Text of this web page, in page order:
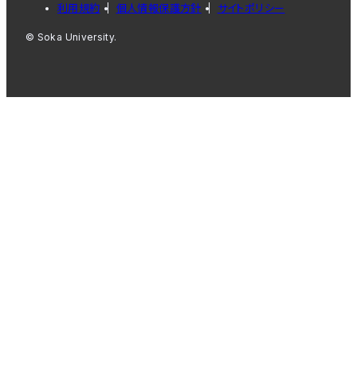
利用規約 個人情報保護方針 サイトポリシー
© Soka University.